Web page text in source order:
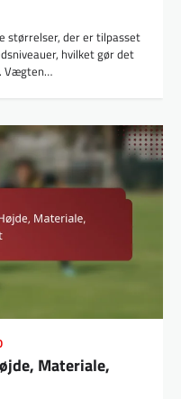
størrelser, der er tilpasset
hvilket gør det
Vægten…
Materiale,